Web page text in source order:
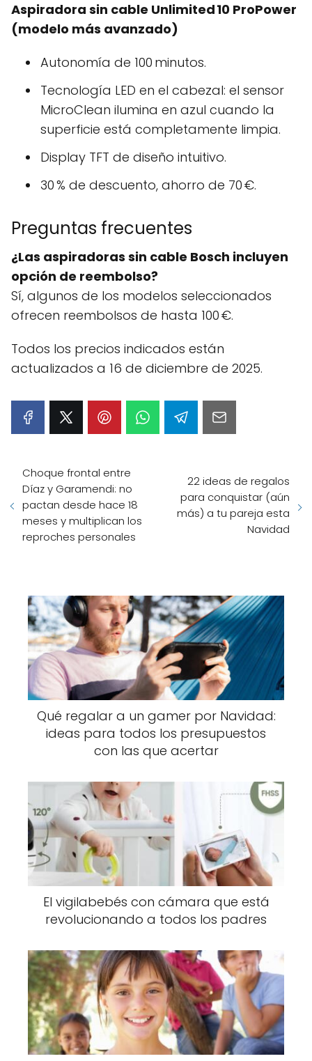
Aspiradora sin cable Unlimited 10 ProPower
(modelo más avanzado)
Autonomía de 100 minutos.
Tecnología LED en el cabezal: el sensor
MicroClean ilumina en azul cuando la
superficie está completamente limpia.
Display TFT de diseño intuitivo.
30 % de descuento, ahorro de 70 €.
Preguntas frecuentes
¿Las aspiradoras sin cable Bosch incluyen
opción de reembolso?
Sí, algunos de los modelos seleccionados
ofrecen reembolsos de hasta 100 €.
Todos los precios indicados están
actualizados a 16 de diciembre de 2025.
Choque frontal entre
Díaz y Garamendi: no
pactan desde hace 18
meses y multiplican los
reproches personales
22 ideas de regalos
para conquistar (aún
más) a tu pareja esta
Navidad
Qué regalar a un gamer por Navidad:
ideas para todos los presupuestos
con las que acertar
El vigilabebés con cámara que está
revolucionando a todos los padres